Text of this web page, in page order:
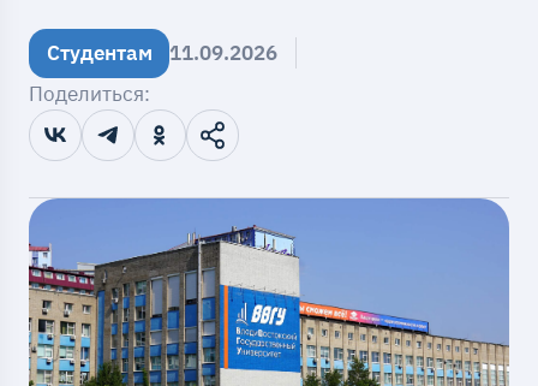
Студентам
11.09.2026
Поделиться: